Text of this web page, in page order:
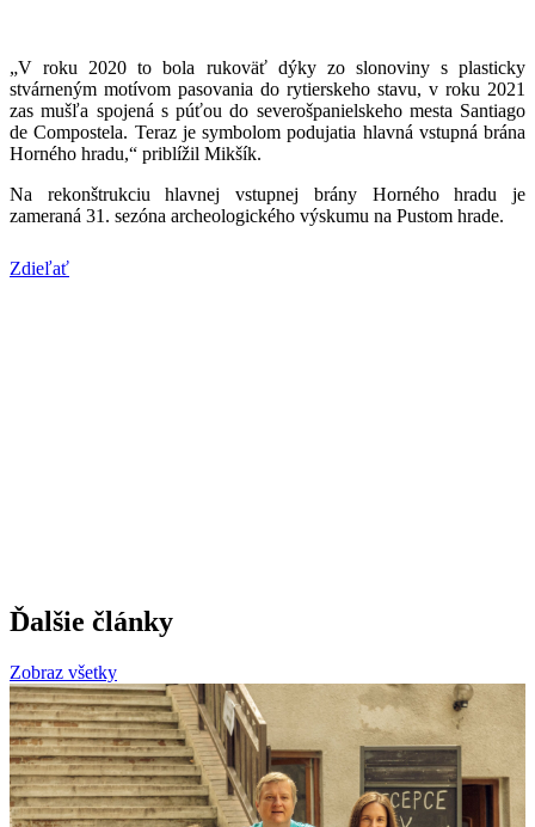
„V roku 2020 to bola rukoväť dýky zo slonoviny s plasticky
stvárneným motívom pasovania do rytierskeho stavu, v roku 2021
zas mušľa spojená s púťou do severošpanielskeho mesta Santiago
de Compostela. Teraz je symbolom podujatia hlavná vstupná brána
Horného hradu,“ priblížil Mikšík.
Na rekonštrukciu hlavnej vstupnej brány Horného hradu je
zameraná 31. sezóna archeologického výskumu na Pustom hrade.
Zdieľať
Ďalšie články
Zobraz všetky